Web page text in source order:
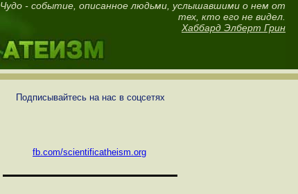
Чудо - событие, описанное людьми, услышавшими о нем от
тех, кто его не видел.
Хаббард Элберт Грин
Подписывайтесь на нас в соцсетях
fb.com/scientificatheism.org